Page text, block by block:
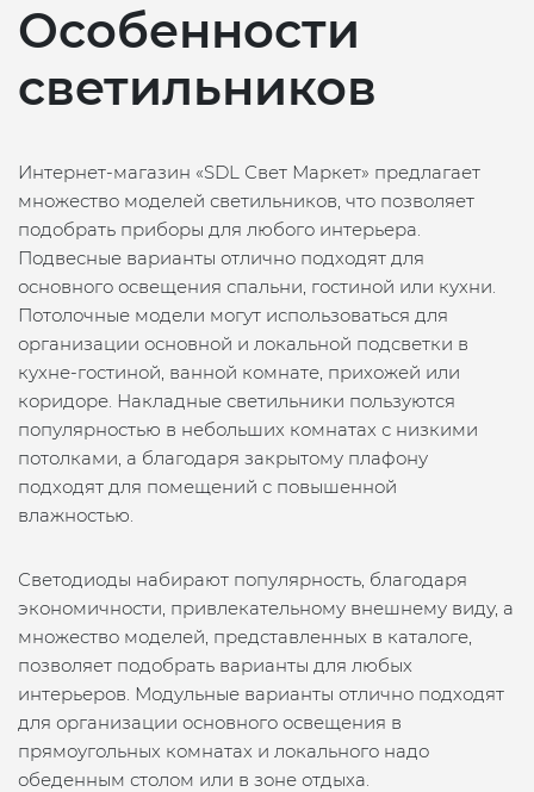
Особенности
светильников
Интернет-магазин «SDL Свет Маркет» предлагает
множество моделей светильников, что позволяет
подобрать приборы для любого интерьера.
Подвесные варианты отлично подходят для
основного освещения спальни, гостиной или кухни.
Потолочные модели могут использоваться для
организации основной и локальной подсветки в
кухне-гостиной, ванной комнате, прихожей или
коридоре. Накладные светильники пользуются
популярностью в небольших комнатах с низкими
потолками, а благодаря закрытому плафону
подходят для помещений с повышенной
влажностью.
Светодиоды набирают популярность, благодаря
экономичности, привлекательному внешнему виду, а
множество моделей, представленных в каталоге,
позволяет подобрать варианты для любых
интерьеров. Модульные варианты отлично подходят
для организации основного освещения в
прямоугольных комнатах и локального надо
обеденным столом или в зоне отдыха.